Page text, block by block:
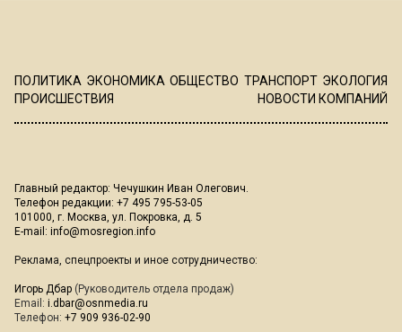
ПОЛИТИКА ЭКОНОМИКА ОБЩЕСТВО ТРАНСПОРТ ЭКОЛОГИЯ
ПРОИСШЕСТВИЯ
НОВОСТИ КОМПАНИЙ
Главный редактор: Чечушкин Иван Олегович.
Телефон редакции: +7 495 795-53-05
101000, г. Москва, ул. Покровка, д. 5
E-mail: info@mosregion.info
Реклама, спецпроекты и иное сотрудничество:
Игорь Дбар (Руководитель отдела продаж)
Email: i.dbar@osnmedia.ru
Телефон: +7 909 936-02-90